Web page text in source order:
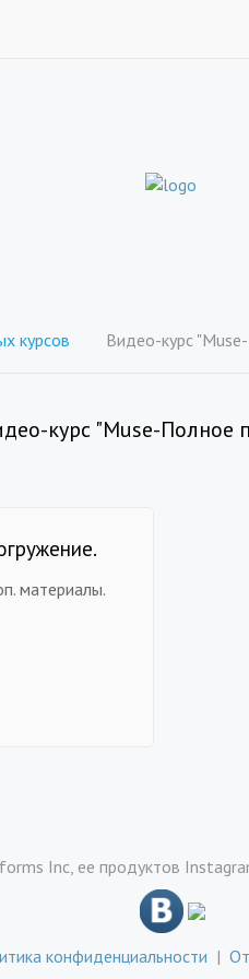
курсов Видео-курс
курс "Muse-Полное
материалы.
Inc, ее продуктов
конфиденциальности |